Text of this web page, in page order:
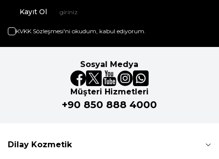
Kayıt Ol
KVKK Sözleşmesi'ni okudum, kabul ediyorum.
Sosyal Medya
Müşteri Hizmetleri
+90 850 888 4000
Dilay Kozmetik